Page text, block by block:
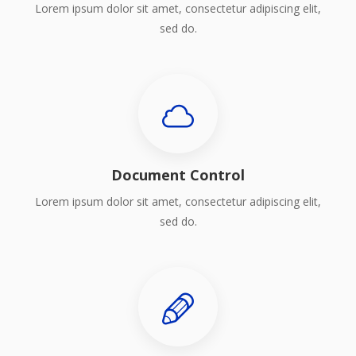
Lorem ipsum dolor sit amet, consectetur adipiscing elit,
sed do.
Document Control
Lorem ipsum dolor sit amet, consectetur adipiscing elit,
sed do.